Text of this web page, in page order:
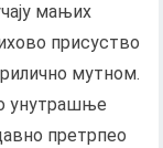
мањих
присуство
мутном.
унутрашње
претрпео